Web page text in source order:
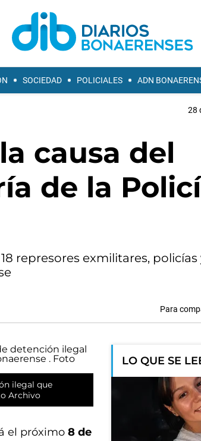
SOCIEDAD POLICIALES ADN
28
causa del
de la
represores exmilitares, policías
Para
ilegal que
Archivo
el próximo 8 de
LO QUE SE